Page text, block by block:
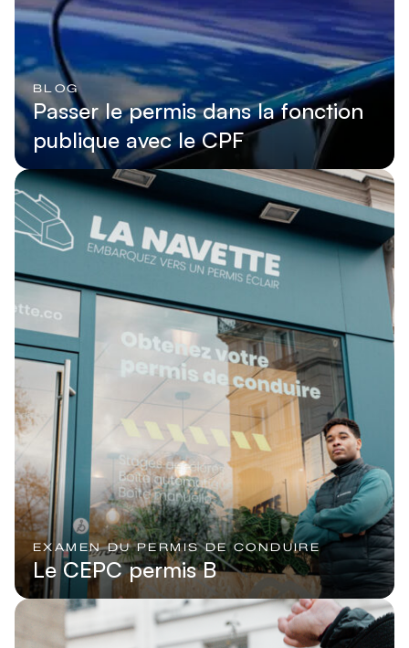
BLOG
Passer le permis dans la fonction
publique avec le CPF
Lire l'article
EXAMEN DU PERMIS DE CONDUIRE
Le CEPC permis B
Lire l'article